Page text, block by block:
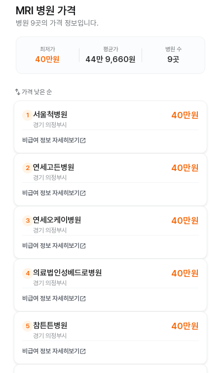
MRI 병원 가격
병원 9곳의 가격 정보입니다.
최저가
40만원
평균가
44만 9,660원
병원 수
9곳
swap_vert 가격 낮은 순
1 서울척병원
경기 의정부시
40만원
비급여 정보 자세히보기 open_in_new
2 연세고든병원
경기 의정부시
40만원
비급여 정보 자세히보기 open_in_new
3 연세오케이병원
경기 의정부시
40만원
비급여 정보 자세히보기 open_in_new
4 의료법인성베드로병원
경기 의정부시
40만원
비급여 정보 자세히보기 open_in_new
5 참튼튼병원
경기 의정부시
40만원
비급여 정보 자세히보기 open_in_new